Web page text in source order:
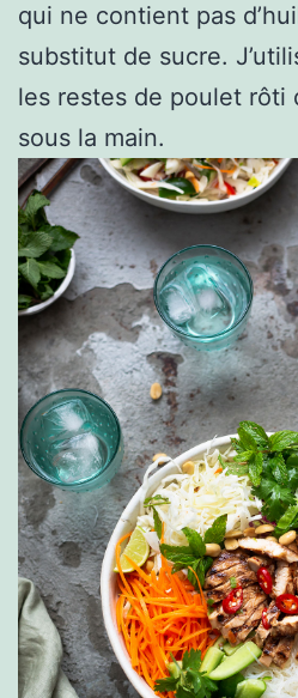
qui ne contient pas
substitut de sucre.
les restes de poulet rôti
sous la main.